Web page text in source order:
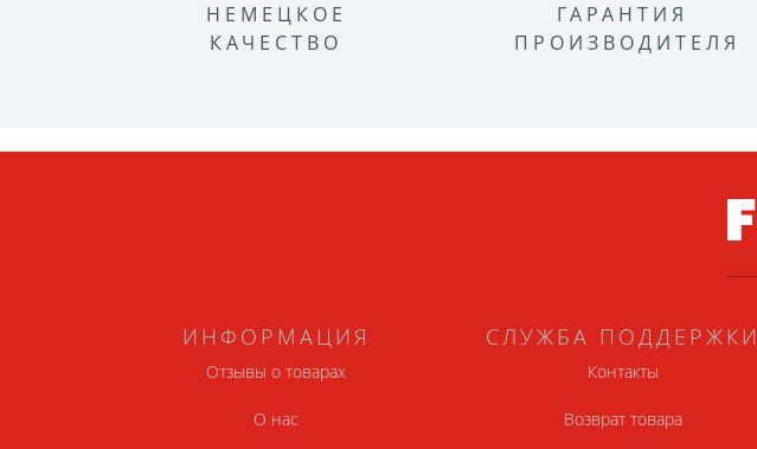
НЕМЕЦКОЕ
КАЧЕСТВО
ГАРАНТИЯ
ПРОИЗВОДИТЕЛЯ
ИНФОРМАЦИЯ
Отзывы о товарах
О нас
СЛУЖБА ПОДДЕРЖКИ
Контакты
Возврат товара